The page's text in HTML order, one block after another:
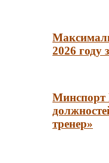
2026 году
Минспорт
тренер»